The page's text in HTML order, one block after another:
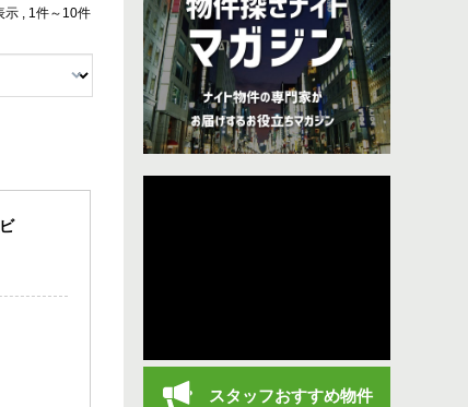
示 , 1件～10件
スタッフおすすめ物件